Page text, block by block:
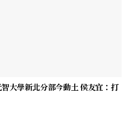
大學新北分部今動土 侯友宜：打